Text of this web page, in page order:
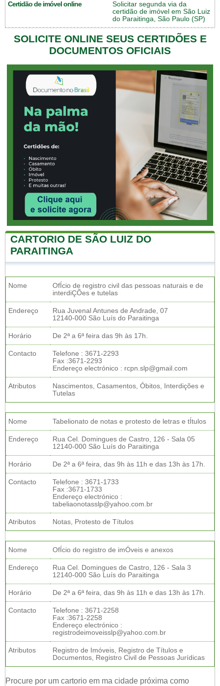
Certidão de imóvel online
Solicitar segunda via da
certidão de imóvel em São Luiz
do Paraitinga, São Paulo (SP)
SOLICITE ONLINE SEUS CERTIDÕES E
DOCUMENTOS OFICIAIS
CARTORIO DE SÃO LUIZ DO
PARAITINGA
Nome
OfÍcio de registro civil das pessoas naturais e de
interdiÇÕes e tutelas
Endereço
Rua Juvenal Antunes de Andrade, 07
12140-000 São Luís do Paraitinga
Horário De 2ª a 6ª feira das 9h às 17h.
Contacto
Telefone : 3671-2293
Fax :3671-2293
Endereço electrónico : rcpn.slp@gmail.com
Atributos
Nascimentos, Casamentos, Óbitos, Interdições e
Tutelas
Nome Tabelionato de notas e protesto de letras e tÍtulos
Endereço
Rua Cel. Domingues de Castro, 126 - Sala 05
12140-000 São Luís do Paraitinga
Horário De 2ª a 6ª feira, das 9h às 11h e das 13h às 17h.
Contacto
Telefone : 3671-1733
Fax :3671-1733
Endereço electrónico :
tabeliaonotasslp@yahoo.com.br
Atributos Notas, Protesto de Títulos
Nome OfÍcio do registro de imÓveis e anexos
Endereço
Rua Cel. Domingues de Castro, 126 - Sala 3
12140-000 São Luís do Paraitinga
Horário De 2ª a 6ª feira, das 9h às 11h e das 13h às 17h.
Contacto
Telefone : 3671-2258
Fax :3671-2258
Endereço electrónico :
registrodeimoveisslp@yahoo.com.br
Atributos
Registro de Imóveis, Registro de Títulos e
Documentos, Registro Civil de Pessoas Jurídicas
Procure por um cartorio em ma cidade próxima como